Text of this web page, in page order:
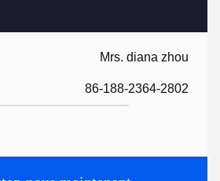
Mrs. diana zhou
86-188-2364-2802